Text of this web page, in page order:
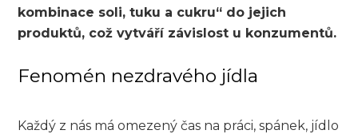
kombinace soli, tuku a cukru“ do jejich
produktů, což vytváří závislost u konzumentů.
Fenomén nezdravého jídla
Každý z nás má omezený čas na práci, spánek, jídlo